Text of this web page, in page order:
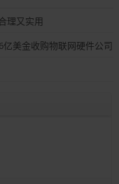
理又实用
美金收购物联网硬件公司